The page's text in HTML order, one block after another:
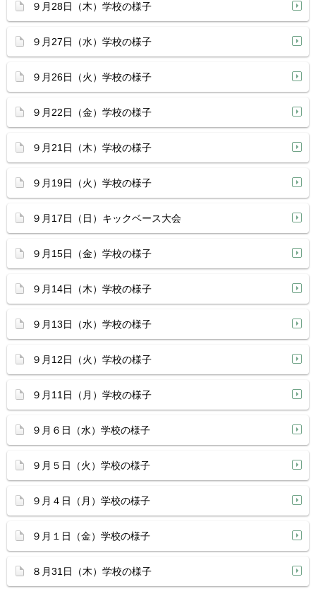
９月28日（木）学校の様子
９月27日（水）学校の様子
９月26日（火）学校の様子
９月22日（金）学校の様子
９月21日（木）学校の様子
９月19日（火）学校の様子
９月17日（日）キックベース大会
９月15日（金）学校の様子
９月14日（木）学校の様子
９月13日（水）学校の様子
９月12日（火）学校の様子
９月11日（月）学校の様子
９月６日（水）学校の様子
９月５日（火）学校の様子
９月４日（月）学校の様子
９月１日（金）学校の様子
８月31日（木）学校の様子